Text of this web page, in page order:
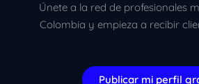
Únete a la red de profesionales
Colombia y empieza a recibir
Publicar mi perfil